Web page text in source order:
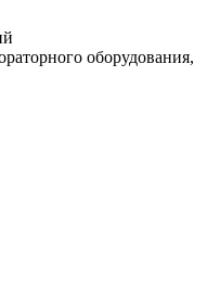
оборудования,